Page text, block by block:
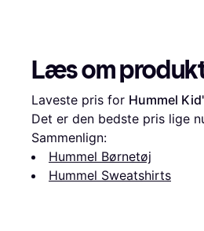
Læs om
Laveste pris for Hummel
Det er den bedste pris lige
Sammenlign:
Hummel Børnetøj
Hummel Sweatshirts